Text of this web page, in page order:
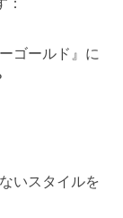
ゴールド』に
いスタイルを